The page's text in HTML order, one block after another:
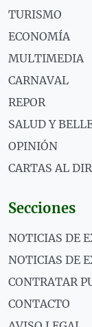
TURISMO
ECONOMÍA
MULTIMEDIA
CARNAVAL
REPOR
SALUD Y
OPINIÓN
CARTAS AL
Secciones
NOTICIAS DE
NOTICIAS DE
CONTRATAR
CONTACTO